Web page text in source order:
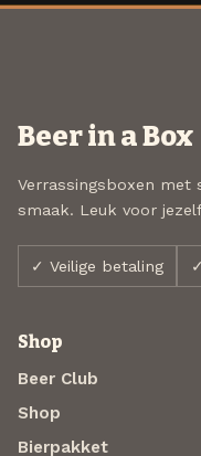
Beer in a Box
Verrassingsboxen met
smaak. Leuk voor
✓ Veilige betaling
Shop
Beer Club
Shop
Bierpakket